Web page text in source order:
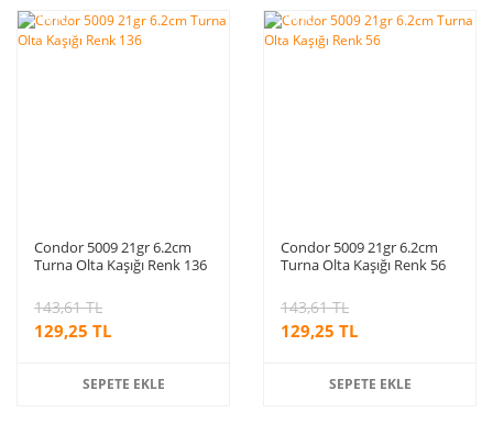
%10
Condor 5009 21gr 6.2cm
Turna Olta Kaşığı Renk 136
129,25 TL
143,61 TL
SEPETE EKLE
%10
Condor 5009 21gr 6.2cm
Turna Olta Kaşığı Renk 56
129,25 TL
143,61 TL
SEPETE EKLE